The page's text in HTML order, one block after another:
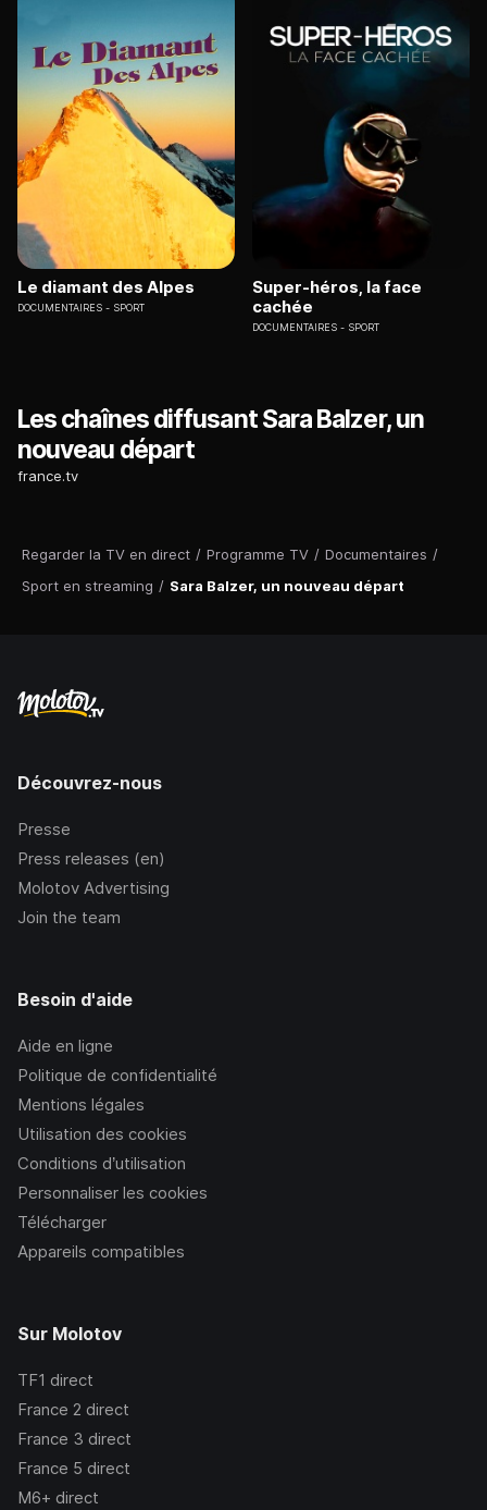
Regarder la TV en direct / Programme TV / Documentaires /
Sport en streaming / Sara Balzer, un nouveau départ
Le diamant des Alpes
DOCUMENTAIRES SPORT
Super-héros, la face
cachée
DOCUMENTAIRES SPORT
Les chaînes diffusant Sara Balzer, un
nouveau départ
france.tv
Découvrez-nous
Presse
Press releases (en)
Molotov Advertising
Join the team
Besoin d'aide
Aide en ligne
Politique de confidentialité
Mentions légales
Utilisation des cookies
Conditions d’utilisation
Personnaliser les cookies
Télécharger
Appareils compatibles
Sur Molotov
TF1 direct
France 2 direct
France 3 direct
France 5 direct
M6+ direct